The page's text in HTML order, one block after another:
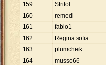
159
Stritol
160
remedi
161
fabio1
162
Regina sofia
163
plumcheik
164
musso66